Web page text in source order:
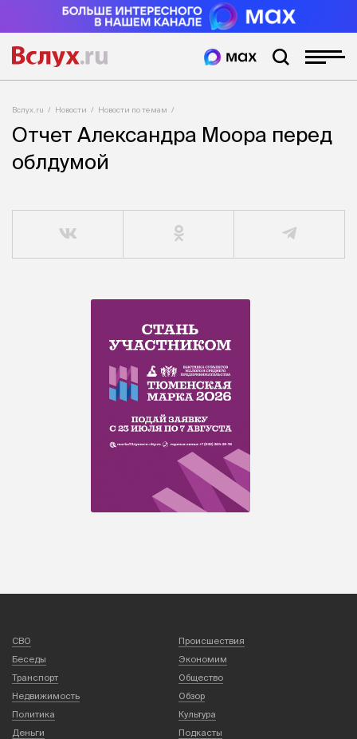
Вслух.ru Новости Новости по темам
Отчет Александра Моора перед
облдумой
СВО
Происшествия
Беседы
Экономим
Транспорт
Общество
Недвижимость
Обзор
Политика
Культура
Деньги
Подкасты